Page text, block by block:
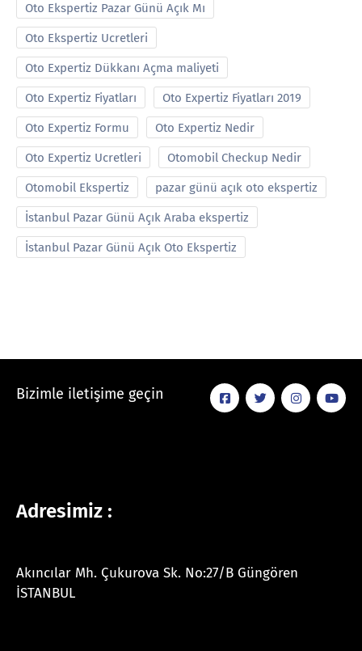
Oto Ekspertiz Pazar Günü Açık Mı
Oto Ekspertiz Ucretleri
Oto Expertiz Dükkanı Açma maliyeti
Oto Expertiz Fiyatları Oto Expertiz Fiyatları 2019
Oto Expertiz Formu Oto Expertiz Nedir
Oto Expertiz Ucretleri Otomobil Checkup Nedir
Otomobil Ekspertiz pazar günü açık oto ekspertiz
İstanbul Pazar Günü Açık Araba ekspertiz
İstanbul Pazar Günü Açık Oto Ekspertiz
Bizimle iletişime geçin
Adresimiz :
Akıncılar Mh. Çukurova Sk. No:27/B Güngören
İSTANBUL